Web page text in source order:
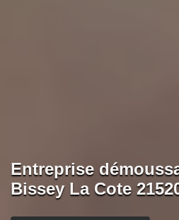
Entreprise
Bissey La Cote